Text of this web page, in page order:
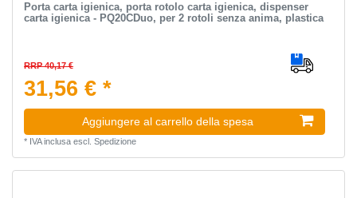
Porta carta igienica, porta rotolo carta igienica, dispenser
carta igienica - PQ20CDuo, per 2 rotoli senza anima, plastica
RRP 40,17 €
31,56 € *
Aggiungere al carrello della spesa
* IVA inclusaescl. Spedizione